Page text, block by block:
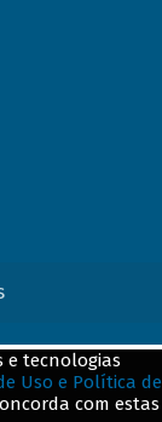
e tecnologias
Uso e Política de
com estas